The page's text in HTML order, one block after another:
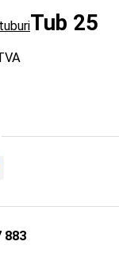
Tub 25
883